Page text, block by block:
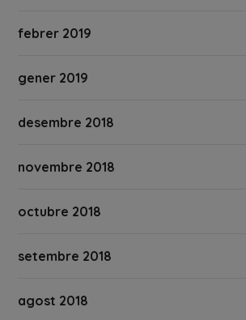
febrer 2019
gener 2019
desembre 2018
novembre 2018
octubre 2018
setembre 2018
agost 2018